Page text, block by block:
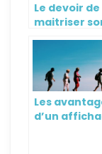
Le devoir de
maitriser
impot
Les
d’un